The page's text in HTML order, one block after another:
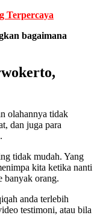
Terpercaya
bagaimana
olahannya tidak
dan juga para
tidak mudah. Yang
kita ketika nanti
banyak orang.
anda terlebih
testimoni, atau bila